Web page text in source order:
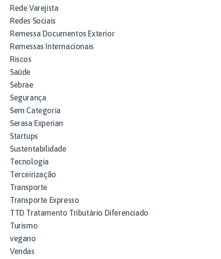
Rede Varejista
Redes Sociais
Remessa Documentos Exterior
Remessas Internacionais
Riscos
Saúde
Sebrae
Segurança
Sem Categoria
Serasa Experian
Startups
Sustentabilidade
Tecnologia
Terceirização
Transporte
Transporte Expresso
TTD Tratamento Tributário Diferenciado
Turismo
vegano
Vendas